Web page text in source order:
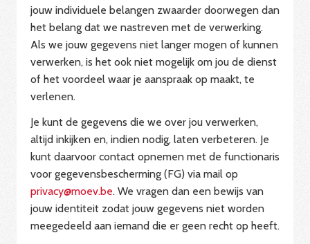
jouw individuele belangen zwaarder doorwegen dan
het belang dat we nastreven met de verwerking.
Als we jouw gegevens niet langer mogen of kunnen
verwerken, is het ook niet mogelijk om jou de dienst
of het voordeel waar je aanspraak op maakt, te
verlenen.
Je kunt de gegevens die we over jou verwerken,
altijd inkijken en, indien nodig, laten verbeteren. Je
kunt daarvoor contact opnemen met de functionaris
voor gegevensbescherming (FG) via mail op
privacy@moev.be. We vragen dan een bewijs van
jouw identiteit zodat jouw gegevens niet worden
meegedeeld aan iemand die er geen recht op heeft.